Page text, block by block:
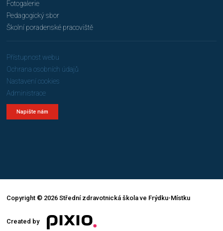
Fotogalerie
Pedagogický sbor
Školní poradenské pracoviště
Přístupnost webu
Ochrana osobních údajů
Nastavení cookies
Administrace
Napište nám
Copyright © 2026 Střední zdravotnická škola ve Frýdku-Místku
Created by